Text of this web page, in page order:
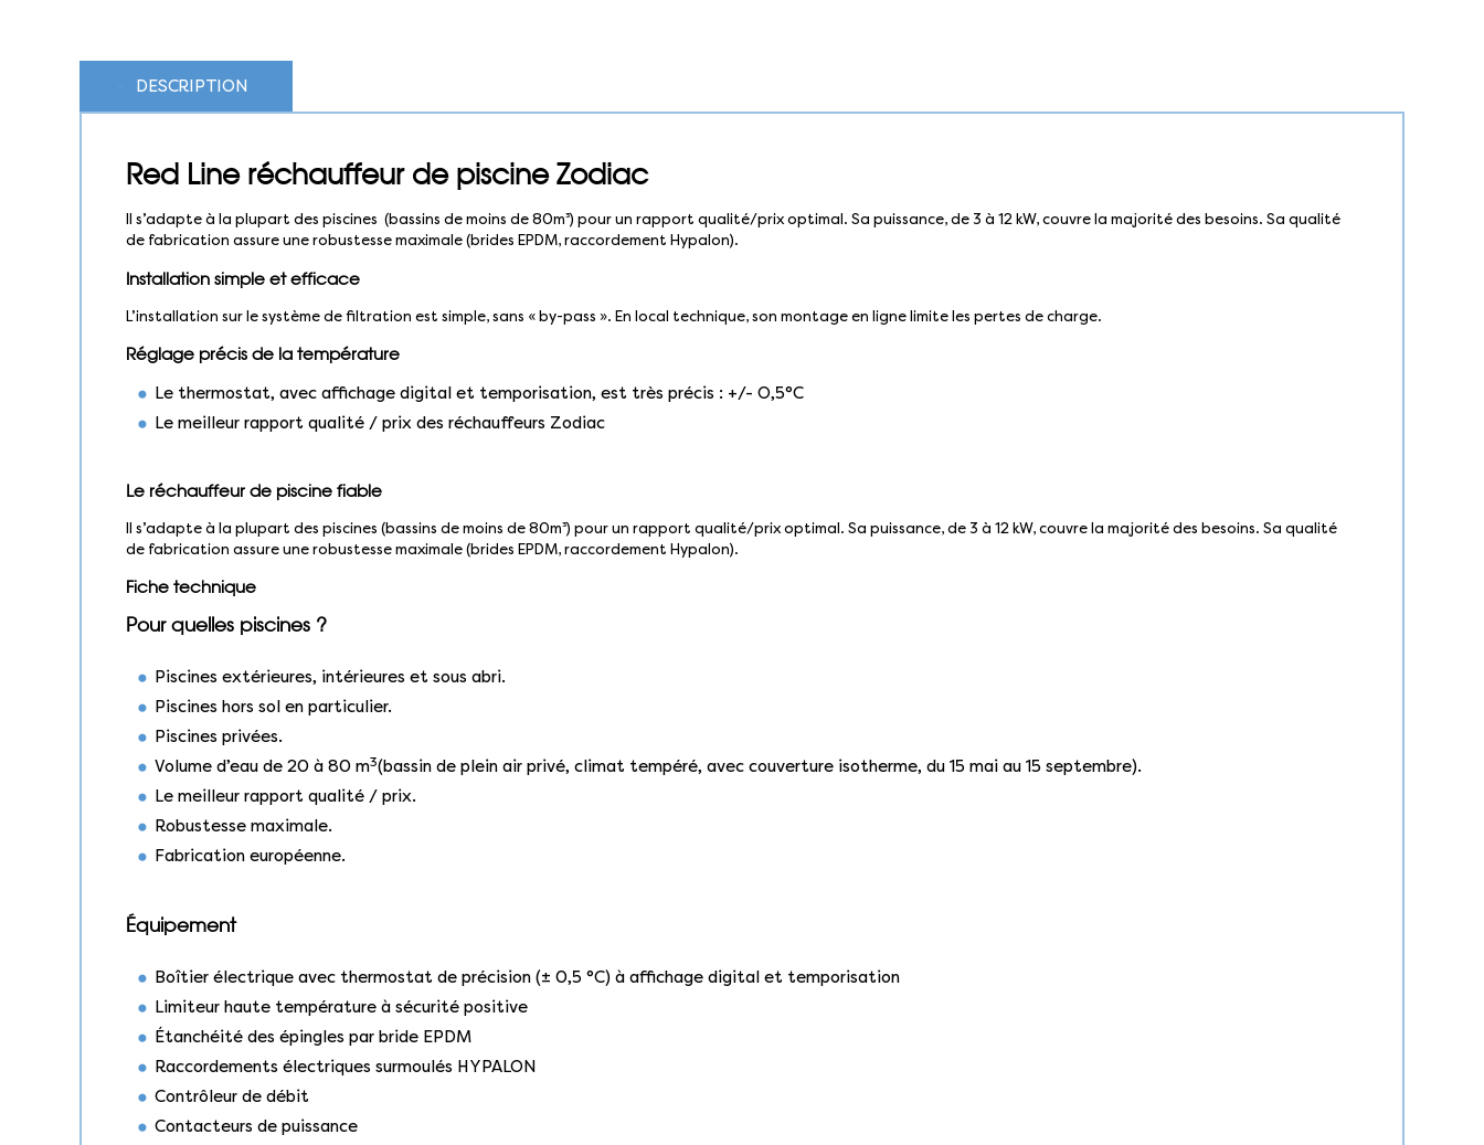
DESCRIPTION
Red Line réchauffeur de piscine Zodiac
Il s’adapte à la plupart des piscines (bassins de moins de 80m³) pour un rapport qualité/prix optimal. Sa puissance, de 3 à 12 kW, couvre la majorité des besoins. Sa qualité
de fabrication assure une robustesse maximale (brides EPDM, raccordement Hypalon).
Installation simple et efficace
L’installation sur le système de filtration est simple, sans « by-pass ». En local technique, son montage en ligne limite les pertes de charge.
Réglage précis de la température
Le thermostat, avec affichage digital et temporisation, est très précis : +/- O,5°C
Le meilleur rapport qualité / prix des réchauffeurs Zodiac
Le réchauffeur de piscine fiable
Il s’adapte à la plupart des piscines (bassins de moins de 80m³) pour un rapport qualité/prix optimal. Sa puissance, de 3 à 12 kW, couvre la majorité des besoins. Sa qualité
de fabrication assure une robustesse maximale (brides EPDM, raccordement Hypalon).
Fiche technique
Pour quelles piscines ?
Piscines extérieures, intérieures et sous abri.
Piscines hors sol en particulier.
Piscines privées.
Volume d’eau de 20 à 80 m3(bassin de plein air privé, climat tempéré, avec couverture isotherme, du 15 mai au 15 septembre).
Le meilleur rapport qualité / prix.
Robustesse maximale.
Fabrication européenne.
Équipement
Boîtier électrique avec thermostat de précision (± 0,5 °C) à affichage digital et temporisation
Limiteur haute température à sécurité positive
Étanchéité des épingles par bride EPDM
Raccordements électriques surmoulés HYPALON
Contrôleur de débit
Contacteurs de puissance